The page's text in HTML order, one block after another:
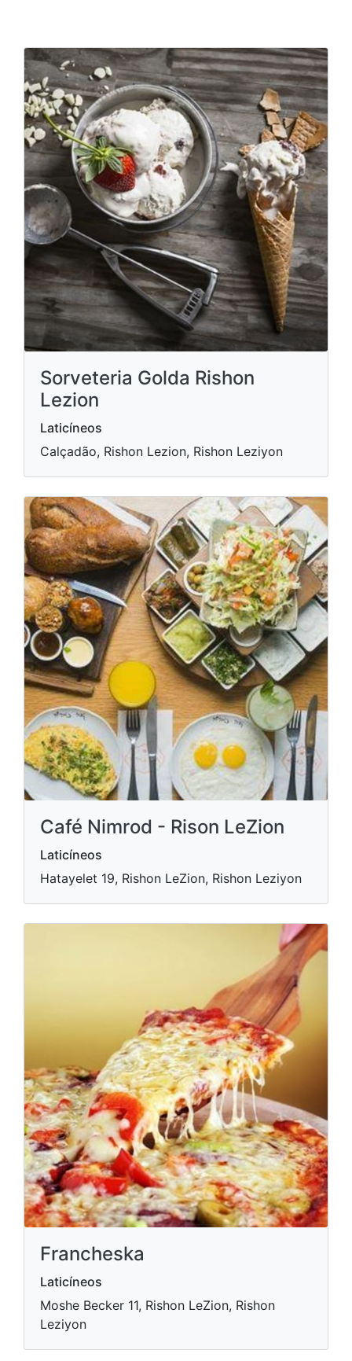
Sorveteria Golda Rishon
Lezion
Laticíneos
Calçadão, Rishon Lezion, Rishon Leziyon
Café Nimrod - Rison LeZion
Laticíneos
Hatayelet 19, Rishon LeZion, Rishon Leziyon
Francheska
Laticíneos
Moshe Becker 11, Rishon LeZion, Rishon
Leziyon